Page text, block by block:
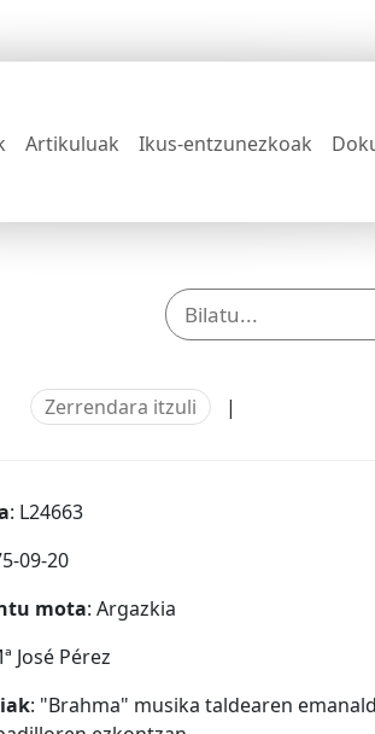
Artikuluak Ikus-entzunezkoak
Zerrendara itzuli |
: L24663
09-20
mota: Argazkia
José Pérez
: "Brahma" musika taldearen